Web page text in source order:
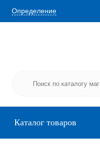
Определение
Каталог товаров